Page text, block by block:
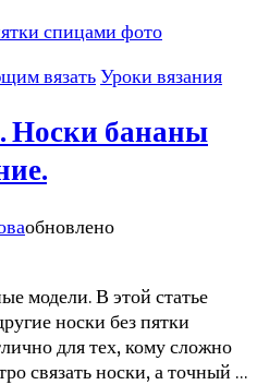
вязатьУроки вязания
Носки бананы
обновлено
модели. В этой статье
носки без пятки
для тех, кому сложно
связать носки, а точный …